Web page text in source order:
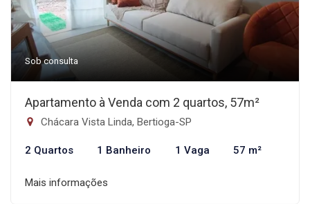
Sob consulta
Apartamento à Venda com 2 quartos, 57m²
Chácara Vista Linda, Bertioga-SP
2 Quartos 1 Banheiro 1 Vaga 57 m²
Mais informações